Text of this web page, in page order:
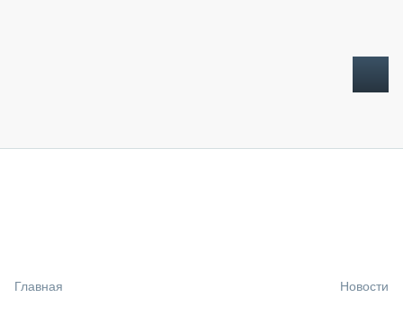
Главная Новости